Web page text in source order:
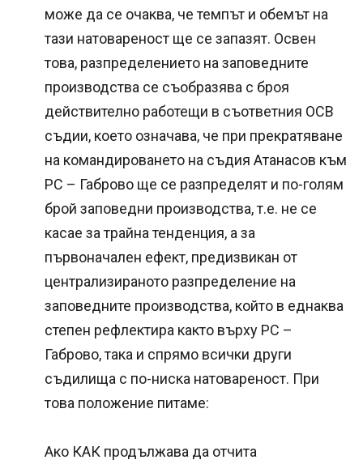
може да се очаква, че темпът и обемът на
тази натовареност ще се запазят. Освен
това, разпределението на заповедните
производства се съобразява с броя
действително работещи в съответния ОСВ
съдии, което означава, че при прекратяване
на командироването на съдия Атанасов към
РС – Габрово ще се разпределят и по-голям
брой заповедни производства, т.е. не се
касае за трайна тенденция, а за
първоначален ефект, предизвикан от
централизираното разпределение на
заповедните производства, който в еднаква
степен рефлектира както върху РС –
Габрово, така и спрямо всички други
съдилища с по-ниска натовареност. При
това положение питаме:
Ако КАК продължава да отчита